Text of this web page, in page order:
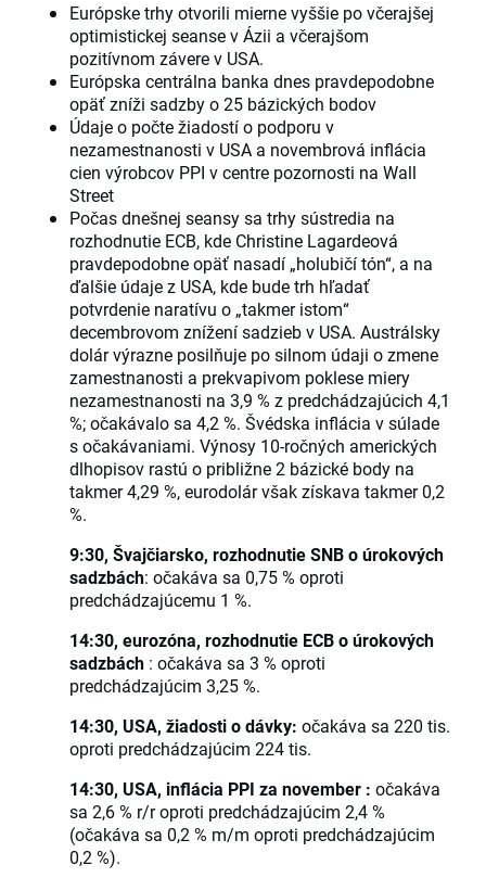
Európske trhy otvorili mierne vyššie po včerajšej
optimistickej seanse v Ázii a včerajšom
pozitívnom závere v USA.
Európska centrálna banka dnes pravdepodobne
opäť zníži sadzby o 25 bázických bodov
Údaje o počte žiadostí o podporu v
nezamestnanosti v USA a novembrová inflácia
cien výrobcov PPI v centre pozornosti na Wall
Street
Počas dnešnej seansy sa trhy sústredia na
rozhodnutie ECB, kde Christine Lagardeová
pravdepodobne opäť nasadí „holubičí tón“, a na
ďalšie údaje z USA, kde bude trh hľadať
potvrdenie naratívu o „takmer istom“
decembrovom znížení sadzieb v USA. Austrálsky
dolár výrazne posilňuje po silnom údaji o zmene
zamestnanosti a prekvapivom poklese miery
nezamestnanosti na 3,9 % z predchádzajúcich 4,1
%; očakávalo sa 4,2 %. Švédska inflácia v súlade
s očakávaniami. Výnosy 10-ročných amerických
dlhopisov rastú o približne 2 bázické body na
takmer 4,29 %, eurodolár však získava takmer 0,2
%.
9:30, Švajčiarsko, rozhodnutie SNB o úrokových
sadzbách: očakáva sa 0,75 % oproti
predchádzajúcemu 1 %.
14:30, eurozóna, rozhodnutie ECB o úrokových
sadzbách : očakáva sa 3 % oproti
predchádzajúcim 3,25 %.
14:30, USA, žiadosti o dávky: očakáva sa 220 tis.
oproti predchádzajúcim 224 tis.
14:30, USA, inflácia PPI za november : očakáva
sa 2,6 % r/r oproti predchádzajúcim 2,4 %
(očakáva sa 0,2 % m/m oproti predchádzajúcim
0,2 %).